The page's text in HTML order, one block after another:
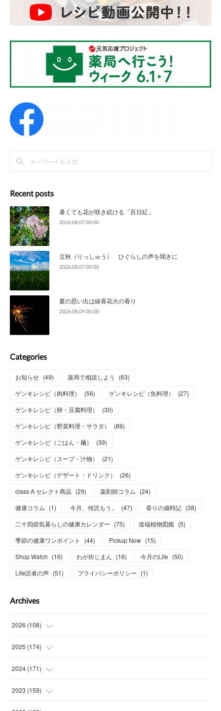
Recent posts
暑くても花が咲き続ける「百日紅」
2026.08.07 00:00
立秋（りっしゅう） ひぐらしの声を聞きに
2026.08.07 00:00
夏の思い出は線香花火の香り
2026.08.04 00:00
Categories
お知らせ (49) 薬局で相談しよう (63)
ゲンキレシピ（肉料理）
(56) ゲンキレシピ（魚料理） (27)
ゲンキレシピ（卵・豆腐料理）
(30)
ゲンキレシピ（野菜料理・サラダ）
(89)
ゲンキレシピ（ごはん・麺）
(39)
ゲンキレシピ（スープ・汁物）
(21)
ゲンキレシピ（デザート・ドリンク）
(26)
class A セレクト商品 (29) 薬剤師コラム (24)
健康コラム (1) 今月、何読もう。 (47) 香りの歳時記 (38)
二十四節気暮らしの健康カレンダー (75) 道端植物図鑑 (5)
季節の健康ワンポイント
(44) Pickup Now (15)
Shop Watch (16) わが街じまん (16) 今月のLife (50)
Life読者の声 (51) プライバシーポリシー (1)
Archives
2026 (108)
(6)
(15
(15
(13
2025 (174)
(14
(14
(15
2024 (171)
(13
2023 (159)